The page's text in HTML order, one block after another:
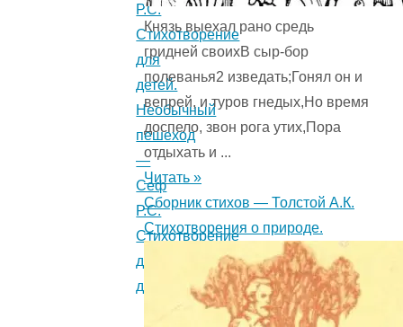
Р.С.
Стихотворение
для
детей.
Необычный
пешеход
—
Сеф
Р.С.
Стихотворение
для
детей.
Князь выехал рано средь
гридней своихВ сыр-бор
полеванья2 изведать;Гонял он и
вепрей, и туров гнедых,Но время
доспело, звон рога утих,Пора
отдыхать и ...
Читать »
Сборник стихов — Толстой А.К.
Стихотворения о природе.